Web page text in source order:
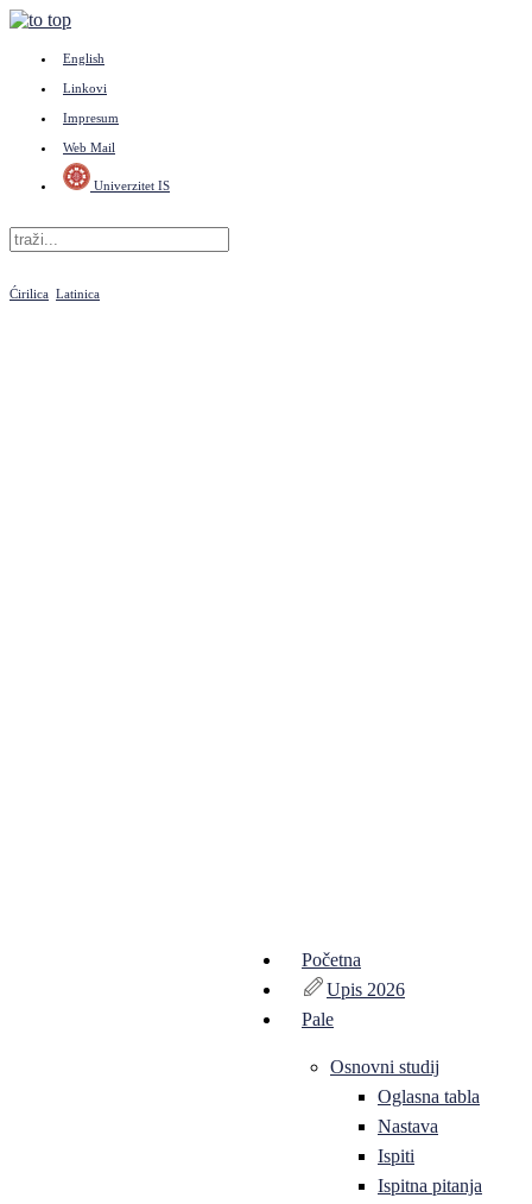
English
Linkovi
Impresum
Web Mail
Univerzitet IS
Ćirilica Latinica
Početna
Upis 2026
Pale
Osnovni studij
Oglasna tabla
Nastava
Ispiti
Ispitna pitanja